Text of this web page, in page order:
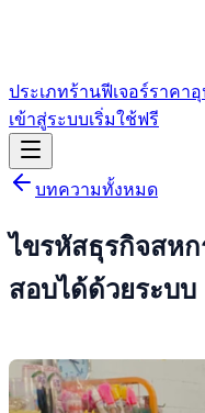
ประเภทร้านฟีเจอร์ราคา
เข้าสู่ระบบเริ่มใช้ฟรี
บทความทั้งหมด
ไขรหัสธุรกิจสห
สอบได้ด้วยระบบ